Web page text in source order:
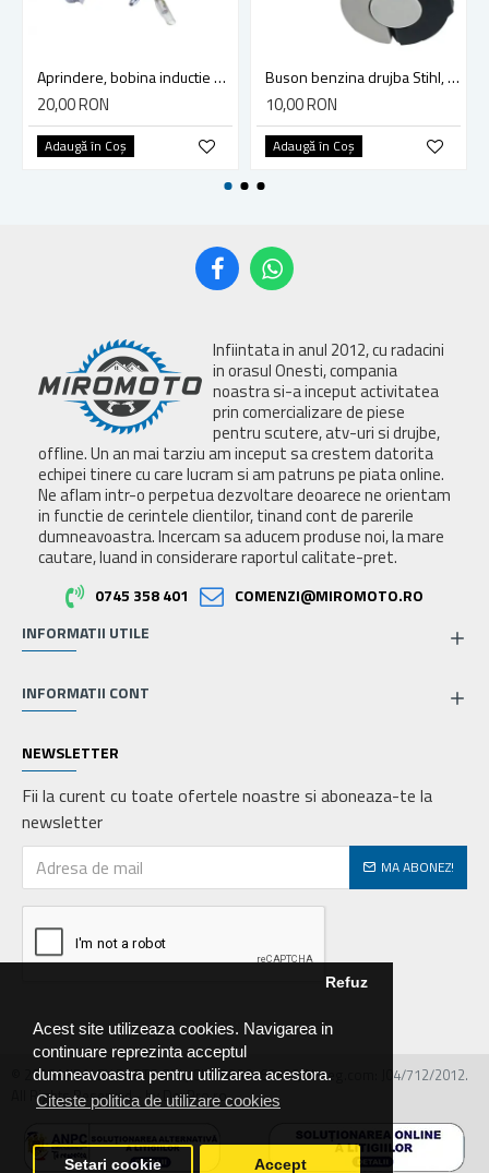
Acest site utilizeaza cookies. Navigarea in
continuare reprezinta acceptul
dumneavoastra pentru utilizarea acestora.
Citeste politica de utilizare cookies
Refuz
Setari cookie Accept
Aprindere, bobina inductie motocoasa chinezeasca TL43 TL 52, Ruris Dac 210, Dac 310
20,00 RON
Adaugă în Coş
Buson benzina drujba Stihl, model cu clapeta
10,00 RON
Adaugă în Coş
Infiintata in anul 2012, cu radacini
in orasul Onesti, compania
noastra si-a inceput activitatea
prin comercializare de piese
pentru scutere, atv-uri si drujbe,
offline. Un an mai tarziu am inceput sa crestem datorita
echipei tinere cu care lucram si am patruns pe piata online.
Ne aflam intr-o perpetua dezvoltare deoarece ne orientam
in functie de cerintele clientilor, tinand cont de parerile
dumneavoastra. Incercam sa aducem produse noi, la mare
cautare, luand in considerare raportul calitate-pret.
0745 358 401
COMENZI@MIROMOTO.RO
INFORMATII UTILE
INFORMATII CONT
NEWSLETTER
Fii la curent cu toate ofertele noastre si aboneaza-te la
newsletter
MA ABONEZ!
© 2026 MIRALEX PARTS SRL, CIF: RO30468586, Nr.reg.com: J04/712/2012.
All Rights Reserved - by DevPro.ro